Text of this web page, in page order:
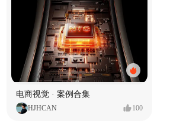
电商视觉 · 案例合集
HJHCAN 100